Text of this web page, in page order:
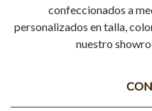
confeccionados a
personalizados en talla,
nuestro